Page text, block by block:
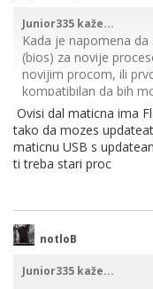
Junior335 kaže...
Kada je napomena
(bios) za novije
novijim procom, ili
kompatibilan da bih
tj, ukratko da li se
procesora?
Ovisi dal maticna ima
tako da mozes
maticnu USB s
ti treba stari proc
notloB
Junior335 kaže...